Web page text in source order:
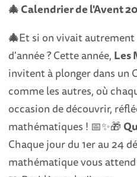
🎄 Calendrier de l'Avent
🎄Et si on vivait
d'année ? Cette année, Les
invitent à plonger dans un
comme les autres, où
occasion de découvrir,
mathématiques ! 📅✨🎁
Chaque jour du 1er au 24
mathématique vous